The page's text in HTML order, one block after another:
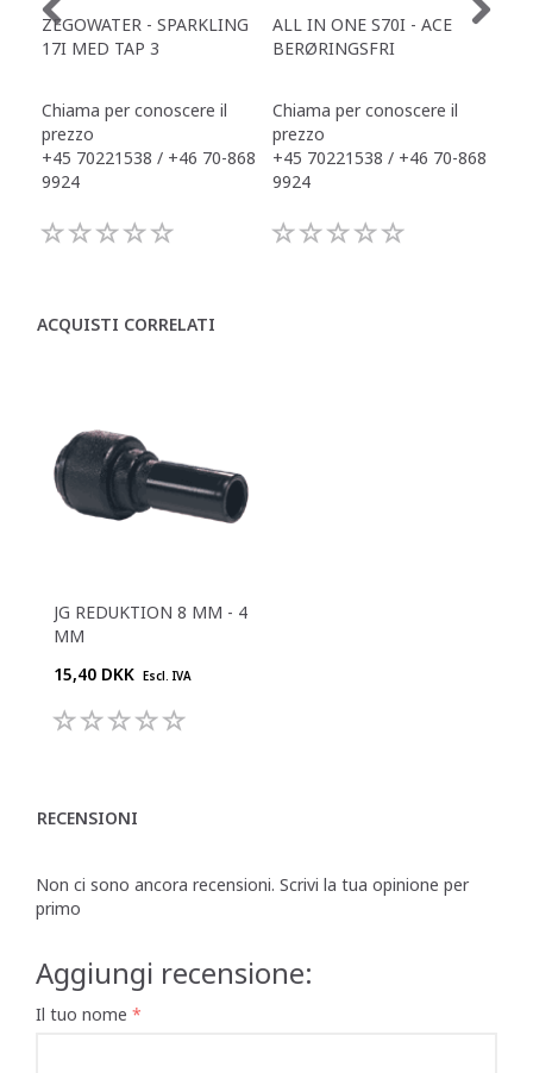
ZEGOWATER - SPARKLING
17I MED TAP 3
Chiama per conoscere il
prezzo
+45 70221538 / +46 70-868
9924
ALL IN ONE S70I - ACE
BERØRINGSFRI
Chiama per conoscere il
prezzo
+45 70221538 / +46 70-868
9924
ACQUISTI CORRELATI
JG REDUKTION 8 MM - 4
MM
15,40 DKK Escl. IVA
RECENSIONI
Non ci sono ancora recensioni. Scrivi la tua opinione per
primo
Aggiungi recensione:
Il tuo nome